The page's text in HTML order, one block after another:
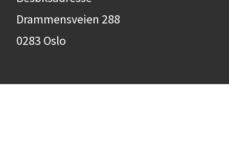
Drammensveien 288
0283 Oslo